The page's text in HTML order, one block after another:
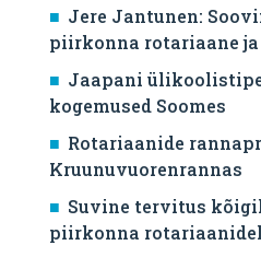
Jere Jantunen:
piirkonna rotariaane
Jaapani
kogemused Soomes
Rotariaanide
Kruunuvuorenrannas
Suvine tervitus
piirkonna